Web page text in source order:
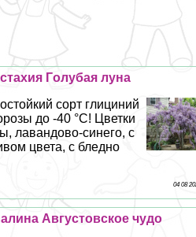
Гoлyбая луна
сорт глициний
до -40 °С! Цветки
лавандово-синего, с
цвета, с бледно
04 08
Августовское чудо